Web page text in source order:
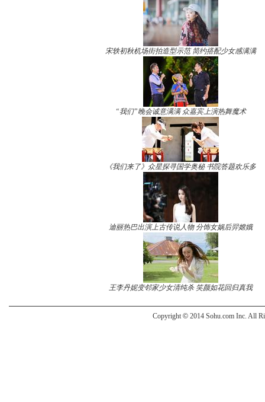
宋轶初秋机场街拍造型示范 简约搭配少女感满满
“我们”晚会诚意满满 众嘉宾上演热舞魔术
《我们来了》众星探寻国学奥秘 书院答题欢乐多
迪丽热巴出演上古传说人物 分饰女娲后羿嫦娥
王李丹妮变邻家少女清纯杀 笑颜如花回归真我
Copyright © 2014 Sohu.com Inc. All